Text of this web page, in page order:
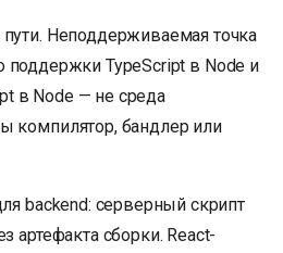
пути. Неподдерживаемая точка
поддержки TypeScript в Node и
в Node — не среда
компилятор, бандлер или
backend: серверный скрипт
артефакта сборки. React-